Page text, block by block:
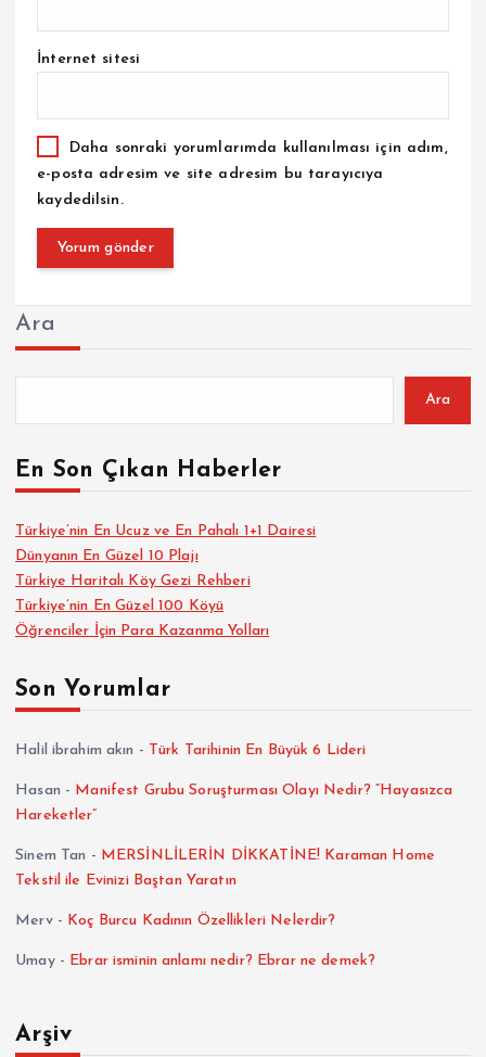
İnternet sitesi
Daha sonraki yorumlarımda kullanılması için adım,
e-posta adresim ve site adresim bu tarayıcıya
kaydedilsin.
Ara
Ara
En Son Çıkan Haberler
Türkiye’nin En Ucuz ve En Pahalı 1+1 Dairesi
Dünyanın En Güzel 10 Plajı
Türkiye Haritalı Köy Gezi Rehberi
Türkiye’nin En Güzel 100 Köyü
Öğrenciler İçin Para Kazanma Yolları
Son Yorumlar
Halil ibrahim akın - Türk Tarihinin En Büyük 6 Lideri
Hasan - Manifest Grubu Soruşturması Olayı Nedir? “Hayasızca
Hareketler”
Sinem Tan - MERSİNLİLERİN DİKKATİNE! Karaman Home
Tekstil ile Evinizi Baştan Yaratın
Merv- Koç Burcu Kadının Özellikleri Nelerdir?
Umay- Ebrar isminin anlamı nedir? Ebrar ne demek?
Arşiv